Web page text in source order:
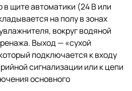
в щите автоматики (24 В или
на полу в зонах
вокруг водяной
Выход — «сухой
подключается к входу
сигнализации или к цепи
основного